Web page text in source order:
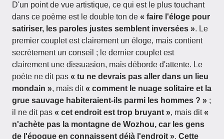
D'un point de vue artistique, ce qui est le plus touchant
dans ce poème est le double ton de « faire l'éloge pour
satiriser, les paroles justes semblent inversées ». Le
premier couplet est clairement un éloge, mais contient
secrètement un conseil ; le dernier couplet est
clairement une dissuasion, mais déborde d'attente. Le
poète ne dit pas « tu ne devrais pas aller dans un lieu
mondain », mais dit« comment le nuage solitaire et la
grue sauvage habiteraient-ils parmi les hommes ? » ;
il ne dit pas « cet endroit est trop bruyant », mais dit«
n'achète pas la montagne de Wozhou, car les gens
de l'époque en connaissent déjà l'endroit ». Cette